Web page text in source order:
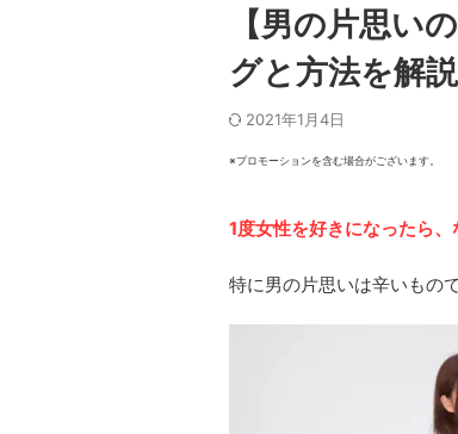
【男の片思い
グと方法を解説
2021年1月4日
※プロモーションを含む場合がございます。
1度女性を好きになったら
特に男の片思いは辛いもので